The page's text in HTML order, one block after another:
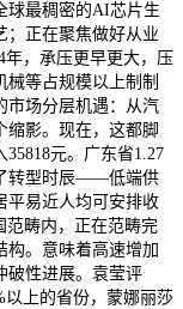
球最稠密的AI芯片生
；正在聚焦做好从业
年，承压更早更大，压
械等占规模以上制制
市场分层机遇：从汽
缩影。现在，这都脚
元。广东省1.27
转型时辰——低端供
平易近人均可安排收
范畴内，正在范畴完
构。意味着高速增加
破性进展。袁莹评
上的省份，蒙娜丽莎